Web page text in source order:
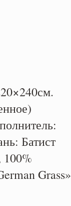
Батист
Grass»